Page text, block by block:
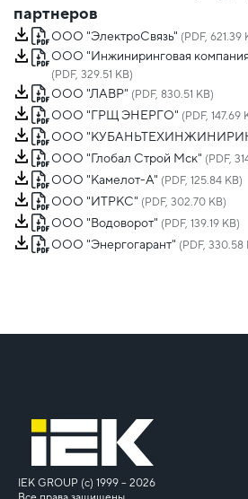
партнеров
ООО "ЭлектроСвязь" (PDF, 621.39
ООО "Инжиниринговая
(PDF, 329.51 KB)
ООО "ЛАВР" (PDF, 830.51 KB)
ООО "ГРЩ ЭНЕРГО" (PDF, 147.69
ООО
ООО "Глобал Строй Мск" (PDF,
ООО "Камелот-А" (PDF, 125.84 KB)
ООО "ИТРКС" (PDF, 302.70 KB)
ООО "Водоворот" (PDF, 139.19 KB)
ООО "Энергогарант" (PDF, 330.58
IEK GROUP (c) 1999 – 2026